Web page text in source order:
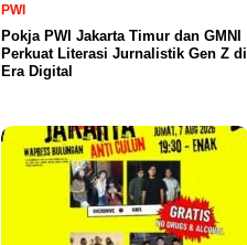
PWI
Pokja PWI Jakarta Timur dan GMNI
Perkuat Literasi Jurnalistik Gen Z di
Era Digital